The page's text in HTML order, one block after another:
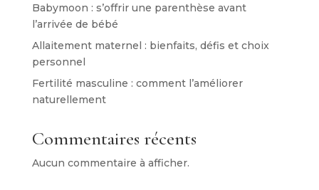
Babymoon : s’offrir une parenthèse avant
l’arrivée de bébé
Allaitement maternel : bienfaits, défis et choix
personnel
Fertilité masculine : comment l’améliorer
naturellement
Commentaires récents
Aucun commentaire à afficher.